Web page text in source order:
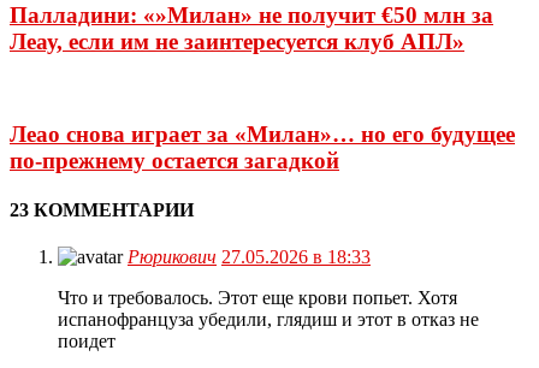
Палладини: «»Милан» не получит €50 млн за
Леау, если им не заинтересуется клуб АПЛ»
Леао снова играет за «Милан»… но его будущее
по-прежнему остается загадкой
23 КОММЕНТАРИИ
Рюрикович 27.05.2026 в 18:33
Что и требовалось. Этот еще крови попьет. Хотя
испанофранцуза убедили, глядиш и этот в отказ не
поидет